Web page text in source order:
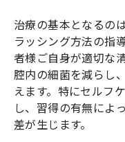
治療の基本となるの
ラッシング方法の指
者様ご自身が適切な
腔内の細菌を減らし
えます。特にセルフ
し、習得の有無によ
差が生じます。